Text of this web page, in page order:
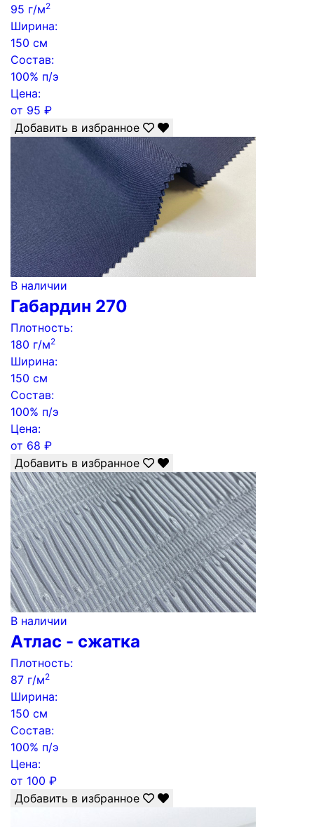
95 г/м2
Ширина:
150 см
Состав:
100% п/э
Цена:
от 95 ₽
Добавить в избранное
В наличии
Габардин 270
Плотность:
180 г/м2
Ширина:
150 см
Состав:
100% п/э
Цена:
от 68 ₽
Добавить в избранное
В наличии
Атлас - сжатка
Плотность:
87 г/м2
Ширина:
150 см
Состав:
100% п/э
Цена:
от 100 ₽
Добавить в избранное